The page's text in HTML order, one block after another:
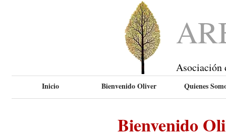
Asociación
Inicio Bienvenido Oliver Quienes
Bienvenido